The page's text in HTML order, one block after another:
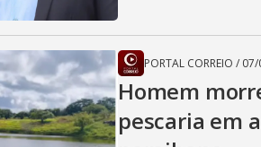
PORTAL CORREIO /
Homem
pescaria em